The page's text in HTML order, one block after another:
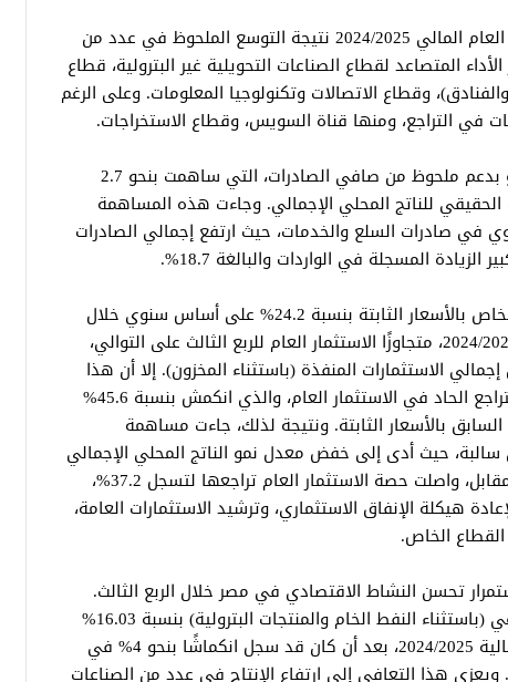
جاء النمو خلال الربع الثالث من العام المالي 2024/2025 نتيجة التوسع الملحوظ في عدد من
المتصاعد لقطاع الصناعات التحويلية غير البترولية، قطاع
وقطاع الاتصالات وتكنولوجيا المعلومات. وعلى الرغم
في التراجع، ومنها قناة السويس، وقطاع الاستخراجات.
على جانب الإنفاق، حظي النمو بدعم ملحوظ من صافي الصادرات، التي ساهمت بنحو 2.7
للناتج المحلي الإجمالي. وجاءت هذه المساهمة
في صادرات السلع والخدمات، حيث ارتفع إجمالي الصادرات
كما تسارعت وتيرة الاستثمار الخاص بالأسعار الثابتة بنسبة 24.2% على أساس سنوي خلال
الربع الثالث من العام المالي 2024/2025، متجاوزًا الاستثمار العام للربع الثالث على التوالي،
على نحو 62.8% من إجمالي الاستثمارات المنفذة (باستثناء المخزون). إلا أن هذا
النمو لم يكن كافيًا لتعويض التراجع الحاد في الاستثمار العام، والذي انكمش بنسبة 45.6%
السابق بالأسعار الثابتة. ونتيجة لذلك، جاءت مساهمة
سالبة، حيث أدى إلى خفض معدل نمو الناتج المحلي الإجمالي
بنحو 2.44 نقطة مئوية. في المقابل، واصلت حصة الاستثمار العام تراجعها لتسجل 37.2%،
هيكلة الإنفاق الاستثماري، وترشيد الاستثمارات العامة،
القطاع الخاص.
تحسن النشاط الاقتصادي في مصر خلال الربع الثالث.
فقد ارتفع مؤشر الإنتاج الصناعي (باستثناء النفط الخام والمنتجات البترولية) بنسبة 16.03%
خلال الربع الثالث من السنة المالية 2024/2025، بعد أن كان قد سجل انكماشًا بنحو 4% في
هذا التعافي إلى ارتفاع الإنتاج في عدد من الصناعات